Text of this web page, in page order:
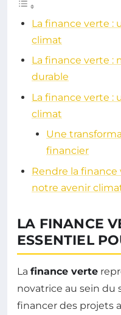
La finance verte :
climat
La finance verte
durable
La finance verte :
climat
Une
financier
Rendre la
notre avenir
LA FINANCE
ESSENTIEL
La finance verte
novatrice au sein du
financer des projets